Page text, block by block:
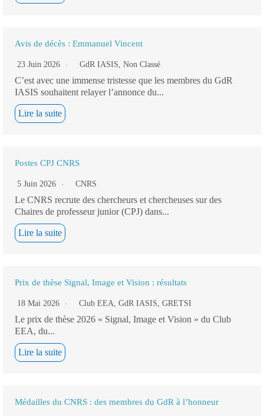
Avis de décès : Emmanuel Vincent
23 Juin 2026 GdR IASIS, Non Classé
C’est avec une immense tristesse que les membres du GdR
IASIS souhaitent relayer l’annonce du...
Lire la suite
Postes CPJ CNRS
5 Juin 2026 CNRS
Le CNRS recrute des chercheurs et chercheuses sur des
Chaires de professeur junior (CPJ) dans...
Lire la suite
Prix de thèse Signal, Image et Vision : résultats
18 Mai 2026 Club EEA, GdR IASIS, GRETSI
Le prix de thèse 2026 « Signal, Image et Vision » du Club
EEA, du...
Lire la suite
Médailles du CNRS : des membres du GdR à l’honneur